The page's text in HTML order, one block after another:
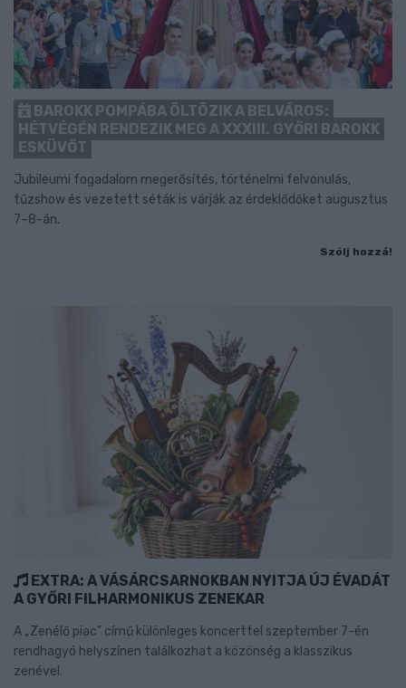
BAROKK POMPÁBA ÖLTÖZIK A BELVÁROS:
HÉTVÉGÉN RENDEZIK MEG A XXXIII. GYŐRI BAROKK
ESKÜVŐT
Jubileumi fogadalom megerősítés, történelmi felvonulás,
tűzshow és vezetett séták is várják az érdeklődőket augusztus
7–8-án.
Szólj hozzá!
EXTRA: A VÁSÁRCSARNOKBAN NYITJA ÚJ ÉVADÁT
A GYŐRI FILHARMONIKUS ZENEKAR
A „Zenélő piac” című különleges koncerttel szeptember 7-én
rendhagyó helyszínen találkozhat a közönség a klasszikus
zenével.